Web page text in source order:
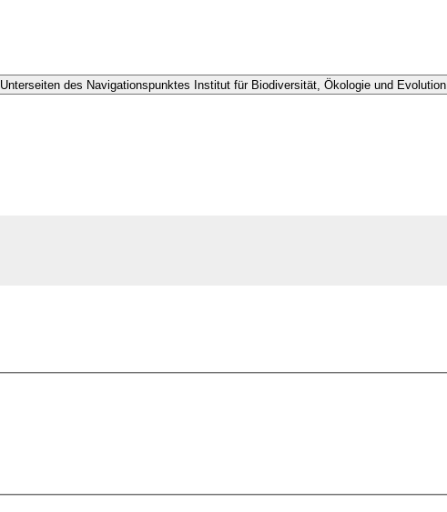
Unterseiten des Navigationspunktes Institut für Biodiversität, Ökologie und Evolution